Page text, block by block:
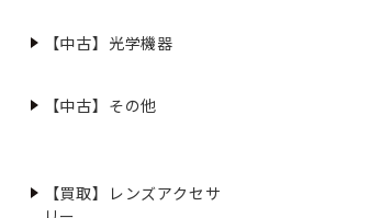
【中古】光学機器
【中古】その他
【買取】レンズアクセサ